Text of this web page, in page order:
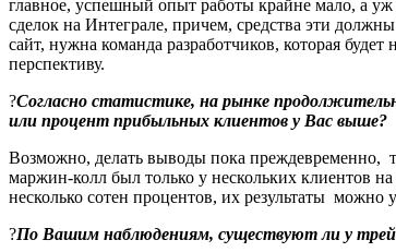
главное, успешный опыт работы крайне мало, а
сделок на Интеграле, причем, средства эти
сайт, нужна команда разработчиков, которая
перспективу.
?Согласно статистике, на рынке
или процент прибыльных клиентов у Вас выше?
Возможно, делать выводы пока преждевременно,
маржин-колл был только у нескольких клиентов
несколько сотен процентов, их результаты
?По Вашим наблюдениям, существуют ли у